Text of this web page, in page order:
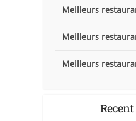
Meilleurs
Meilleurs
Meilleurs